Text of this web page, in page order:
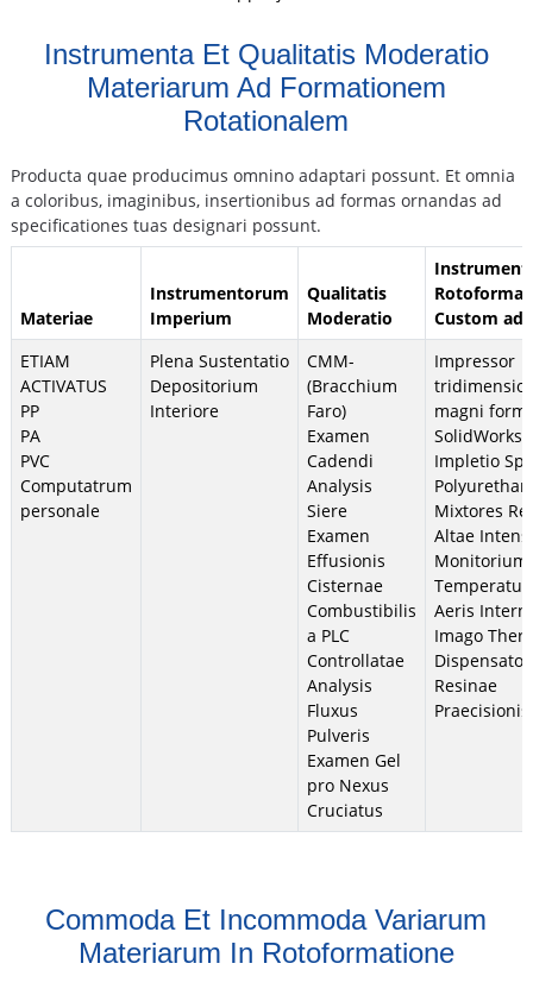
Instrumenta Et Qualitatis Moderatio
Materiarum Ad Formationem
Rotationalem
Producta quae producimus omnino adaptari possunt. Et omnia
a coloribus, imaginibus, insertionibus ad formas ornandas ad
specificationes tuas designari possunt.
Materiae
Instrumentorum
Imperium
Qualitatis
Moderatio
Custom
ETIAM
ACTIVATUS
PP
PA
PVC
Computatrum
personale
Plena Sustentatio
Depositorium
Interiore
CMM-
(Bracchium
Faro)
Examen
Cadendi
Analysis
Siere
Examen
Effusionis
Cisternae
Combustibilis
a PLC
Controllatae
Analysis
Fluxus
Pulveris
Examen Gel
pro Nexus
Cruciatus
Impressor
magni
SolidWorks
Impletio
Mixtores
Altae
Monitorium
Aeris
Imago
Resinae
Praecisionis
Commoda Et Incommoda Variarum
Materiarum In Rotoformatione